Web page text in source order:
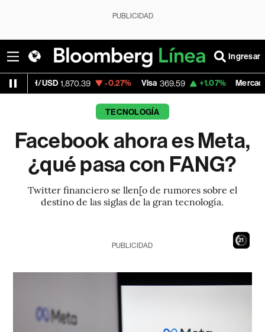
PUBLICIDAD
Ingresar
1,870.39 -0.27% Visa 369.59 +1.07% MercadoLibre
TECNOLOGÍA
Facebook ahora es Meta,
¿qué pasa con FANG?
Twitter financiero se llen[o de rumores sobre el
destino de las siglas de la gran tecnología.
20
PUBLICIDAD